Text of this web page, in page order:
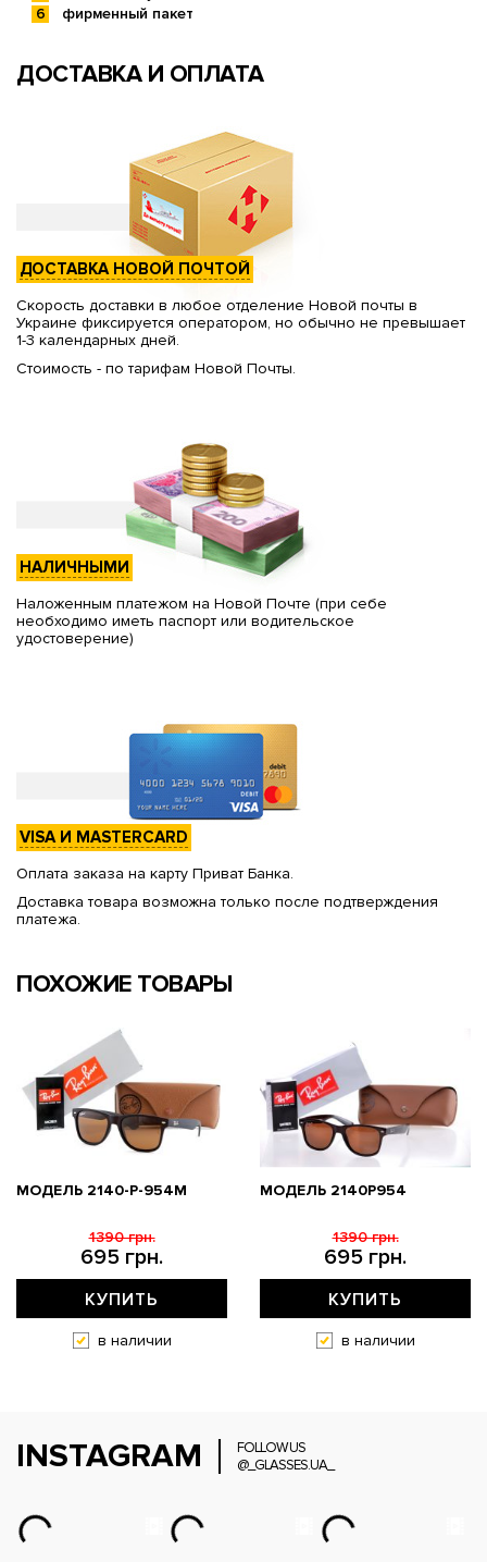
фирменный пакет
ДОСТАВКА И ОПЛАТА
ДОСТАВКА НОВОЙ ПОЧТОЙ
Скорость доставки в любое отделение Новой почты в
Украине фиксируется оператором, но обычно не превышает
1-3 календарных дней.
Стоимость - по тарифам Новой Почты.
НАЛИЧНЫМИ
Наложенным платежом на Новой Почте (при себе
необходимо иметь паспорт или водительское
удостоверение)
VISA И MASTERCARD
Оплата заказа на карту Приват Банка.
Доставка товара возможна только после подтверждения
платежа.
ПОХОЖИЕ ТОВАРЫ
МОДЕЛЬ 2140-P-954M
695 грн.
1390 грн.
КУПИТЬ
в наличии
МОДЕЛЬ 2140P954
695 грн.
1390 грн.
КУПИТЬ
в наличии
INSTAGRAM
FOLLOW US
@_GLASSES.UA_